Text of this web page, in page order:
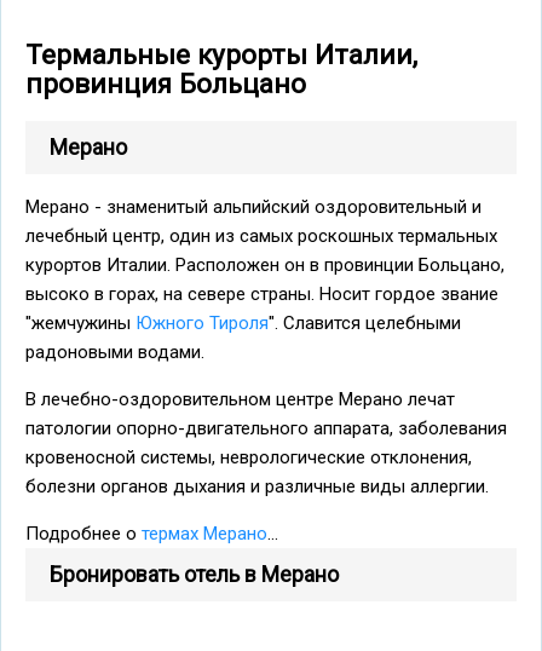
Термальные курорты Италии,
провинция Больцано
Мерано
Мерано - знаменитый альпийский оздоровительный и
лечебный центр, один из самых роскошных термальных
курортов Италии. Расположен он в провинции Больцано,
высоко в горах, на севере страны. Носит гордое звание
"жемчужины Южного Тироля". Славится целебными
радоновыми водами.
В лечебно-оздоровительном центре Мерано лечат
патологии опорно-двигательного аппарата, заболевания
кровеносной системы, неврологические отклонения,
болезни органов дыхания и различные виды аллергии.
Подробнее о термах Мерано...
Бронировать отель в Мерано